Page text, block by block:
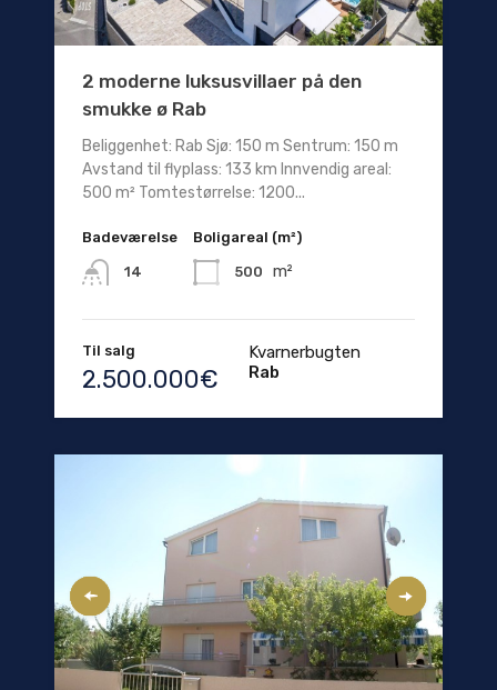
2 moderne luksusvillaer på den
smukke ø Rab
Beliggenhet: Rab Sjø: 150 m Sentrum: 150 m
Avstand til flyplass: 133 km Innvendig areal:
500 m² Tomtestørrelse: 1200...
Badeværelse
14
Boligareal (m²)
500 m²
Til salg
2.500.000€
Kvarnerbugten
Rab